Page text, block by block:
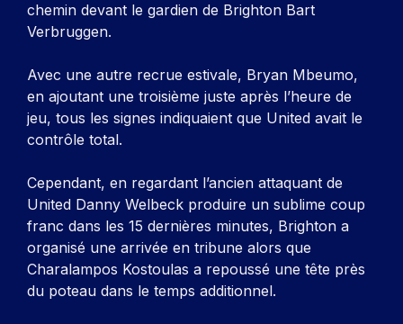
chemin devant le gardien de Brighton Bart
Verbruggen.
Avec une autre recrue estivale, Bryan Mbeumo,
en ajoutant une troisième juste après l’heure de
jeu, tous les signes indiquaient que United avait le
contrôle total.
Cependant, en regardant l’ancien attaquant de
United Danny Welbeck produire un sublime coup
franc dans les 15 dernières minutes, Brighton a
organisé une arrivée en tribune alors que
Charalampos Kostoulas a repoussé une tête près
du poteau dans le temps additionnel.